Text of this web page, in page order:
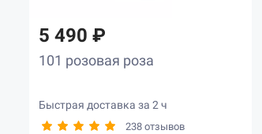
5 490 ₽
101 розовая роза
Быстрая доставка за 2 ч
238 отзывов